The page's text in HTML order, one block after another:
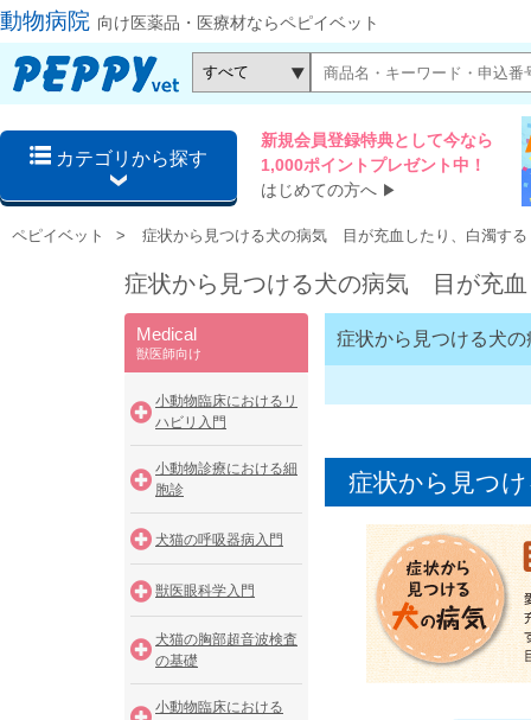
動物病院 向け医薬品・医療材ならペピイベット
カテゴリから探す
新規会員登録特典として今なら
1,000ポイントプレゼント中！
はじめての方へ ▶
ペピイベット 症状から見つける犬の病気 目が充血したり、白濁する
症状から見つける犬の病気 目が充血
Medical
獣医師向け
小動物臨床におけるリ
ハビリ入門
小動物診療における細
胞診
犬猫の呼吸器病入門
獣医眼科学入門
犬猫の胸部超音波検査
の基礎
小動物臨床における
症状から見つける犬
症状から見つ